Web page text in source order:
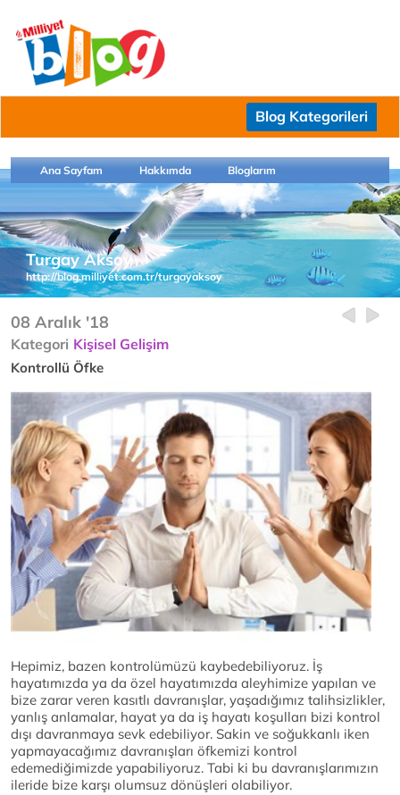
Blog Kategorileri
Ana Sayfam Hakkımda Bloglarım
Turgay Aksoy
http://blog.milliyet.com.tr/turgayaksoy
08 Aralık '18
Kategori Kişisel Gelişim
Kontrollü Öfke
Hepimiz, bazen kontrolümüzü kaybedebiliyoruz. İş
hayatımızda ya da özel hayatımızda aleyhimize yapılan ve
bize zarar veren kasıtlı davranışlar, yaşadığımız talihsizlikler,
yanlış anlamalar, hayat ya da iş hayatı koşulları bizi kontrol
dışı davranmaya sevk edebiliyor. Sakin ve soğukkanlı iken
yapmayacağımız davranışları öfkemizi kontrol
edemediğimizde yapabiliyoruz. Tabi ki bu davranışlarımızın
ileride bize karşı olumsuz dönüşleri olabiliyor.